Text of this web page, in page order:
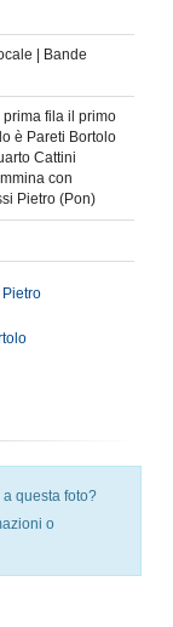
| Bande
fila il primo
è Pareti Bortolo
Cattini
con
Pietro (Pon)
Pietro
questa foto?
o